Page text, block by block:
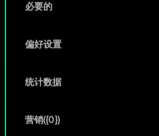
好。一旦您了解了其中的内容
必要的
偏好设置
统计数据
营销({0})